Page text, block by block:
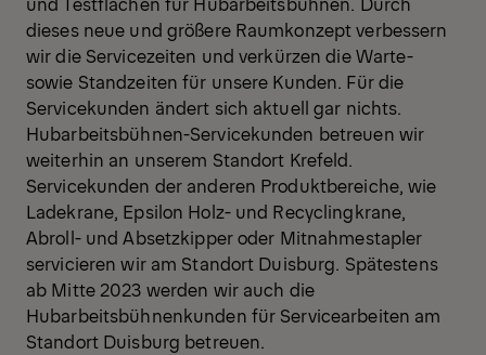
dieses neue und größere Raumkonzept verbessern
wir die Servicezeiten und verkürzen die Warte-
sowie Standzeiten für unsere Kunden. Für die
Servicekunden ändert sich aktuell gar nichts.
Hubarbeitsbühnen-Servicekunden betreuen wir
weiterhin an unserem Standort Krefeld.
Servicekunden der anderen Produktbereiche, wie
Ladekrane, Epsilon Holz- und Recyclingkrane,
Abroll- und Absetzkipper oder Mitnahmestapler
servicieren wir am Standort Duisburg. Spätestens
ab Mitte 2023 werden wir auch die
Hubarbeitsbühnenkunden für Servicearbeiten am
Standort Duisburg betreuen.